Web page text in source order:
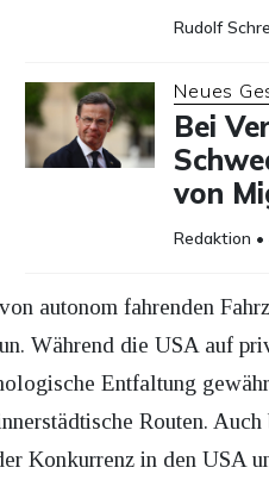
Rudolf
Neues
Bei
von
Redaktion •
autonom fahrenden
Während die USA auf
Entfaltung
Routen.
Konkurrenz in den USA